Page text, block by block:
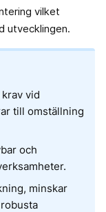
vilket
utvecklingen.
vid
till omställning
och
minskar